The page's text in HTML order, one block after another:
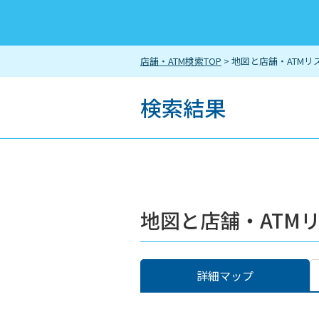
店舗・ATM検索TOP > 地図と店舗・ATMリ
検索結果
地図と店舗・ATM
詳細マップ